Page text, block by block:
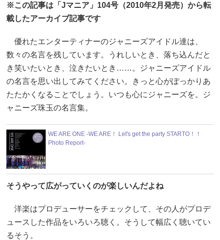
※この記事は「Jマニア」104号（2010年2月発売）から転
載したアーカイブ記事です
優れたエンターティナーのジャニーズアイドル達は、
数々の名言を残しています。うれしいとき、落ち込んだと
き笑いたいとき、泣きたいとき……。ジャニーズアイドル
の名言を思い出してみてください。きっと心がぽっかりあ
たたかくなることでしょう。いつも心にジャニーズを。ジ
ャニーズ珠玉の名言集。
WE ARE ONE -WE ARE！ Let's get the party STARTO！！
Photo Report-
そうやって広がっていくのが楽しいんだよね
洋楽はプロデューサーをチェックして、その人がプロデ
ュースした作品をいろいろ聴く。そうして幅広く聴いてい
るそう。